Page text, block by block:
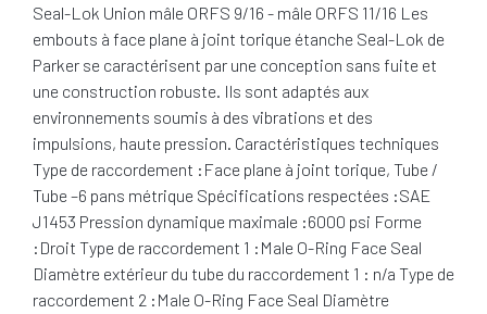
Seal-Lok Union mâle ORFS 9/16 - mâle ORFS 11/16 Les
embouts à face plane à joint torique étanche Seal-Lok de
Parker se caractérisent par une conception sans fuite et
une construction robuste. Ils sont adaptés aux
environnements soumis à des vibrations et des
impulsions, haute pression. Caractéristiques techniques
Type de raccordement :Face plane à joint torique, Tube /
Tube –6 pans métrique Spécifications respectées :SAE
J1453 Pression dynamique maximale :6000 psi Forme
:Droit Type de raccordement 1 :Male O-Ring Face Seal
Diamètre extérieur du tube du raccordement 1 : n/a Type de
raccordement 2 :Male O-Ring Face Seal Diamètre